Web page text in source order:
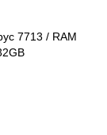
7713 / RAM